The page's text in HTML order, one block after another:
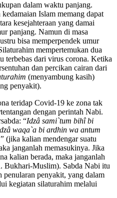
dalam waktu panjang.
Islam memang dapat
kesejahteraan yang damai
panjang. Namun di masa
bisa memperpendek umur
mempertemukan dua
terbebas dari virus corona. Ketika
dan percikan cairan dari
(menyambung kasih)
penyakit).
teridap Covid-19 ke zona tak
dengan perintah Nabi.
“Idzâ sami`tum bihî bi
waqa`a bi ardhin wa antum
(jika kalian mendengar suatu
janganlah memasukinya. Jika
kalian berada, maka janganlah
Bukhari-Muslim). Sabda Nabi itu
penularan penyakit, yang dalam
kegiatan silaturahim melalui